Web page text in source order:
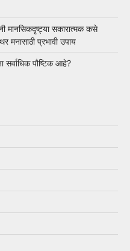
मानसिकदृष्ट्या सकारात्मक कसे
मनासाठी प्रभावी उपाय
सर्वाधिक पौष्टिक आहे?